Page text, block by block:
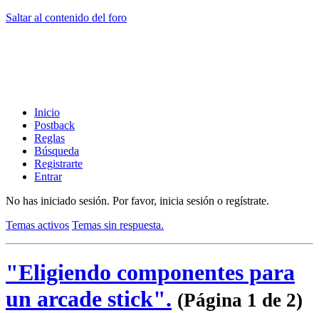
Saltar al contenido del foro
Inicio
Postback
Reglas
Búsqueda
Registrarte
Entrar
No has iniciado sesión. Por favor, inicia sesión o regístrate.
Temas activos Temas sin respuesta.
"Eligiendo componentes para
un arcade stick". (Página 1 de 2)